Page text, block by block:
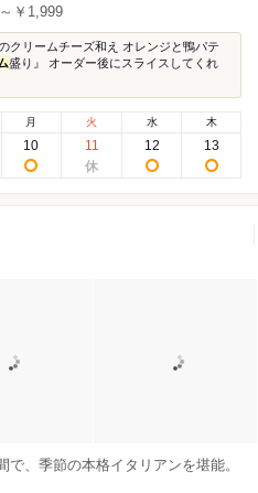
￥1,999
のクリームチーズ和え オレンジと鴨パテ
盛り』 オーダー後にスライスしてくれ
月
10
火
11
水
12
木
13
、季節の本格イタリアンを堪能。